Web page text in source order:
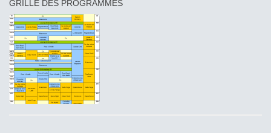
GRILLE DES PROGRAMMES